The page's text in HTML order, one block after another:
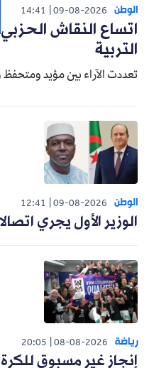
الوطن 09-08-2026
14:41
اتساع النقاش
التربية
تعددت الآراء بين مؤيد
الوطن 09-08-2026
12:41
الوزير الأول يجري
رياضة 08-08-2026
20:05
إنجاز غير مسبوق للكرة